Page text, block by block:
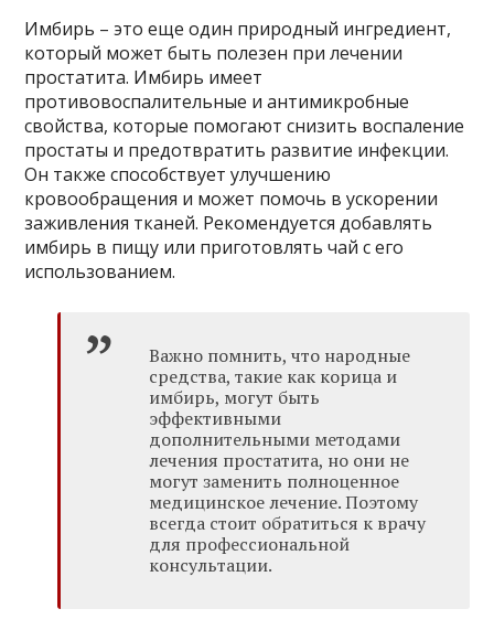
Имбирь – это еще один природный ингредиент,
который может быть полезен при лечении
простатита. Имбирь имеет
противовоспалительные и антимикробные
свойства, которые помогают снизить воспаление
простаты и предотвратить развитие инфекции.
Он также способствует улучшению
кровообращения и может помочь в ускорении
заживления тканей. Рекомендуется добавлять
имбирь в пищу или приготовлять чай с его
использованием.
Важно помнить, что народные
средства, такие как корица и
имбирь, могут быть
эффективными
дополнительными методами
лечения простатита, но они не
могут заменить полноценное
медицинское лечение. Поэтому
всегда стоит обратиться к врачу
для профессиональной
консультации.